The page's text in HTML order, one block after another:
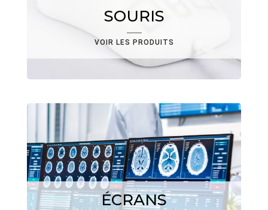
SOURIS
VOIR LES PRODUITS
ÉCRANS